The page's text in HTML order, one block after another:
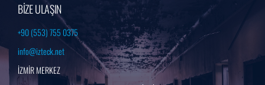
BİZE ULAŞIN
+90 (553) 755 0375
info@izteck.net
İZMİR MERKEZ